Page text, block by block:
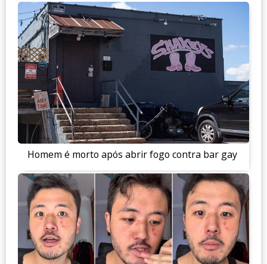
Homem é morto após abrir fogo contra bar gay